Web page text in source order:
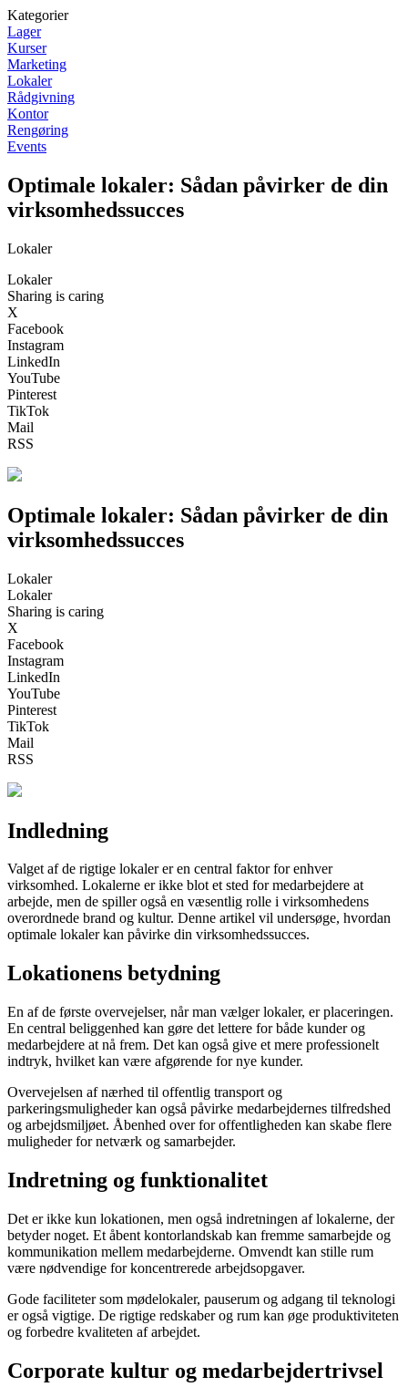
Kategorier
Lager
Kurser
Marketing
Lokaler
Rådgivning
Kontor
Rengøring
Events
Optimale lokaler: Sådan påvirker de din
virksomhedssucces
Lokaler
Lokaler
Sharing is caring
X
Facebook
Instagram
LinkedIn
YouTube
Pinterest
TikTok
Mail
RSS
Optimale lokaler: Sådan påvirker de din
virksomhedssucces
Lokaler
Lokaler
Sharing is caring
X
Facebook
Instagram
LinkedIn
YouTube
Pinterest
TikTok
Mail
RSS
Indledning
Valget af de rigtige lokaler er en central faktor for enhver
virksomhed. Lokalerne er ikke blot et sted for medarbejdere at
arbejde, men de spiller også en væsentlig rolle i virksomhedens
overordnede brand og kultur. Denne artikel vil undersøge, hvordan
optimale lokaler kan påvirke din virksomhedssucces.
Lokationens betydning
En af de første overvejelser, når man vælger lokaler, er placeringen.
En central beliggenhed kan gøre det lettere for både kunder og
medarbejdere at nå frem. Det kan også give et mere professionelt
indtryk, hvilket kan være afgørende for nye kunder.
Overvejelsen af nærhed til offentlig transport og
parkeringsmuligheder kan også påvirke medarbejdernes tilfredshed
og arbejdsmiljøet. Åbenhed over for offentligheden kan skabe flere
muligheder for netværk og samarbejder.
Indretning og funktionalitet
Det er ikke kun lokationen, men også indretningen af lokalerne, der
betyder noget. Et åbent kontorlandskab kan fremme samarbejde og
kommunikation mellem medarbejderne. Omvendt kan stille rum
være nødvendige for koncentrerede arbejdsopgaver.
Gode faciliteter som mødelokaler, pauserum og adgang til teknologi
er også vigtige. De rigtige redskaber og rum kan øge produktiviteten
og forbedre kvaliteten af arbejdet.
Corporate kultur og medarbejdertrivsel